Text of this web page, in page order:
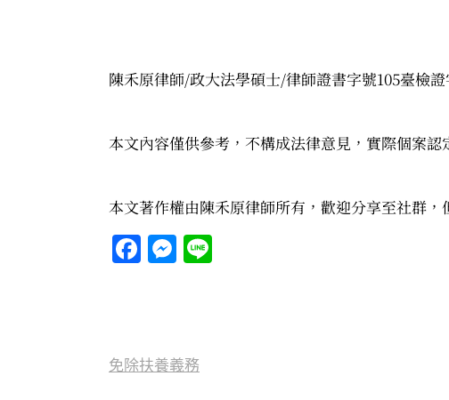
陳禾原律師/政大法學碩士/律師證書字號105臺檢證
本文內容僅供參考，不構成法律意見，實際個案
本文著作權由陳禾原律師所有，歡迎分享至社群
Facebook
Messenger
免除扶養義務